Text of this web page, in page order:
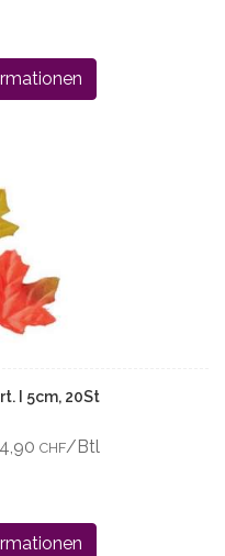
I 5cm, 20St
CHF/Btl